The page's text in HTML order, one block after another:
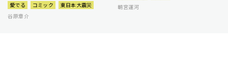
愛でる コミック
東日本大震災
谷原章介
朝宮運河